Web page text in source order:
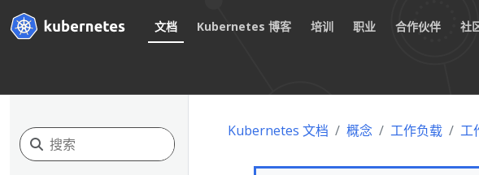
文档 Kubernetes 博客 培训 职业 合作伙伴 社
Kubernetes 文档 概念 工作负载 工